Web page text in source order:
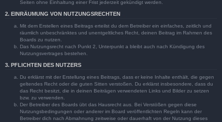
Seiten ohne Einhaltung einer Frist jederzeit gekündigt werden.
2. EINRÄUMUNG VON NUTZUNGSRECHTEN
Mit dem Erstellen eines Beitrags erteilst du dem Betreiber ein einfaches, zeitlich und
räumlich unbeschränktes und unentgeltliches Recht, deinen Beitrag im Rahmen des
Boards zu nutzen.
Das Nutzungsrecht nach Punkt 2, Unterpunkt a bleibt auch nach Kündigung des
Nutzungsvertrages bestehen.
3. PFLICHTEN DES NUTZERS
Du erklärst mit der Erstellung eines Beitrags, dass er keine Inhalte enthält, die gegen
geltendes Recht oder die guten Sitten verstoßen. Du erklärst insbesondere, dass du
das Recht besitzt, die in deinen Beiträgen verwendeten Links und Bilder zu setzen
bzw. zu verwenden.
Der Betreiber des Boards übt das Hausrecht aus. Bei Verstößen gegen diese
Nutzungsbedingungen oder anderer im Board veröffentlichten Regeln kann der
Betreiber dich nach Abmahnung zeitweise oder dauerhaft von der Nutzung dieses